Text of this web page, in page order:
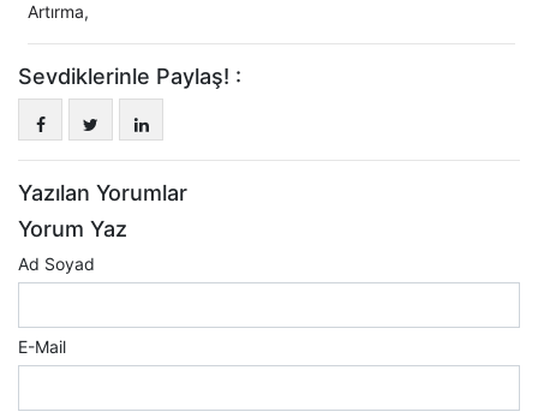
Artırma,
Sevdiklerinle Paylaş! :
Yazılan Yorumlar
Yorum Yaz
Ad Soyad
E-Mail